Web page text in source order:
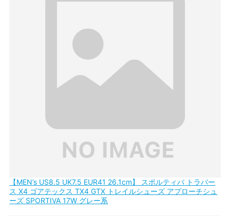
【MEN’s US8.5 UK7.5 EUR41 26.1cm】 スポルティバ トラバー
ス X4 ゴアテックス TX4 GTX トレイルシューズ アプローチシュ
ーズ SPORTIVA 17W グレー系